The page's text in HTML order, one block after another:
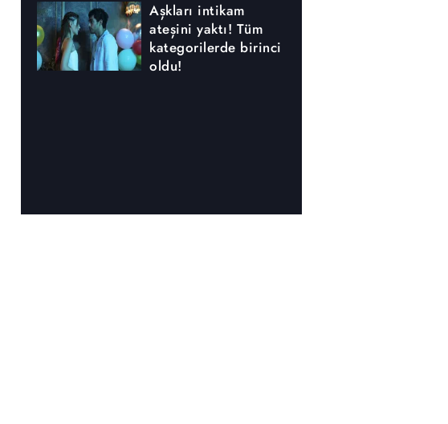
Aşkları intikam
ateşini yaktı! Tüm
kategorilerde birinci
oldu!